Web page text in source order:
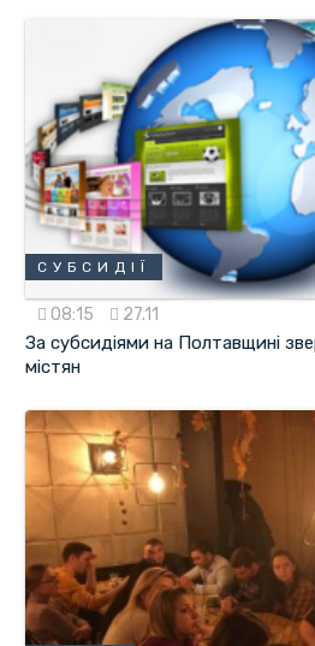
СУБСИДІЇ
08:15 27.11
За субсидіями на Полтавщині
містян